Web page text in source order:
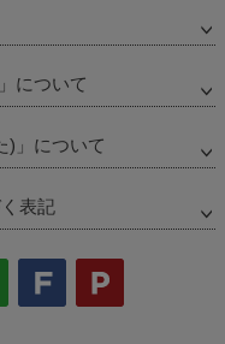
について
)」について
表記